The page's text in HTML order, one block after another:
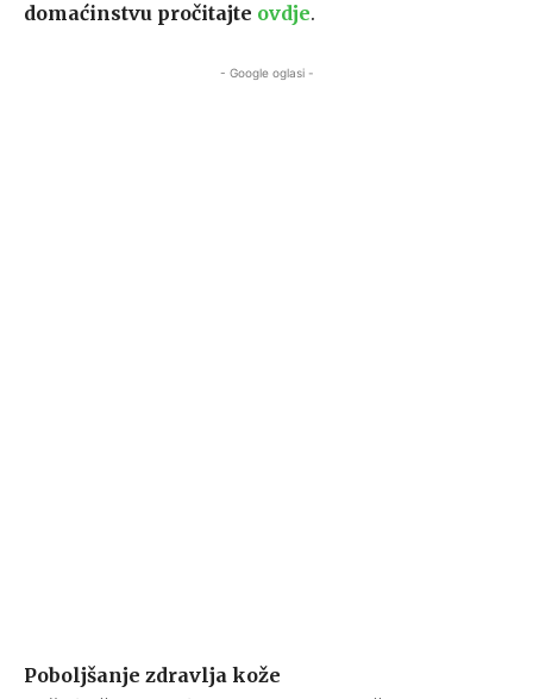
domaćinstvu pročitajte ovdje.
- Google oglasi -
Poboljšanje zdravlja kože